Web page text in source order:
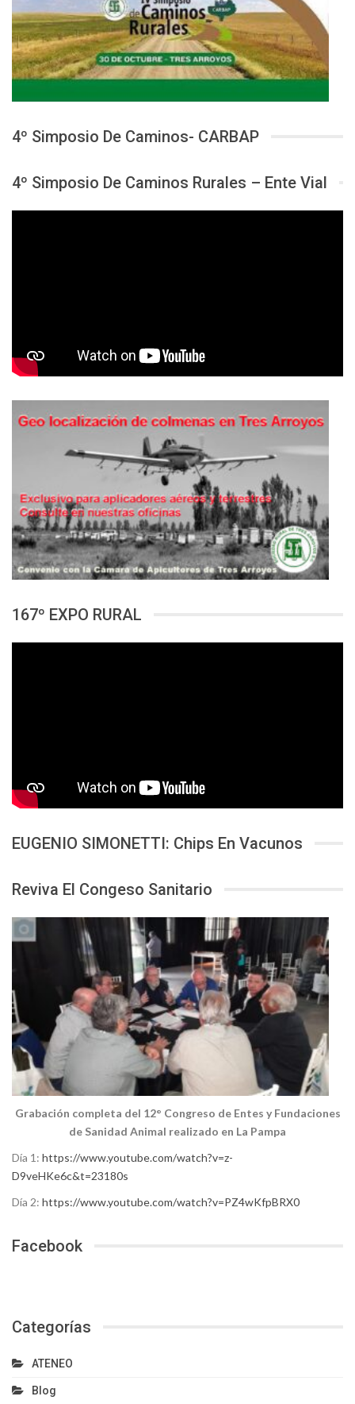
4º Simposio De Caminos- CARBAP
4º Simposio De Caminos Rurales – Ente Vial
167º EXPO RURAL
EUGENIO SIMONETTI: Chips En Vacunos
Reviva El Congeso Sanitario
Grabación completa del 12° Congreso de Entes y Fundaciones
de Sanidad Animal realizado en La Pampa
Día 1: https://www.youtube.com/watch?v=z-
D9veHKe6c&t=23180s
Día 2: https://www.youtube.com/watch?v=PZ4wKfpBRX0
Facebook
Categorías
ATENEO
Blog